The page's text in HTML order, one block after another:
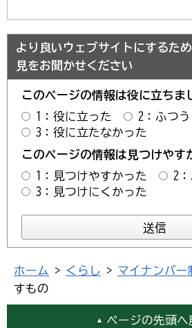
より良いウェブサイトにするた
見をお聞かせください
このページの情報は役に立ちま
1：役に立った
2：ふつう
3：役に立たなかった
このページの情報は見つけやす
1：見つけやすかった
2
3：見つけにくかった
ホーム > くらし > マイナンバー
すもの
ページの先頭へ